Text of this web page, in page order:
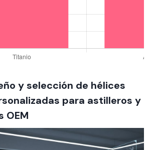
y selección de hélices
para astilleros y
OEM